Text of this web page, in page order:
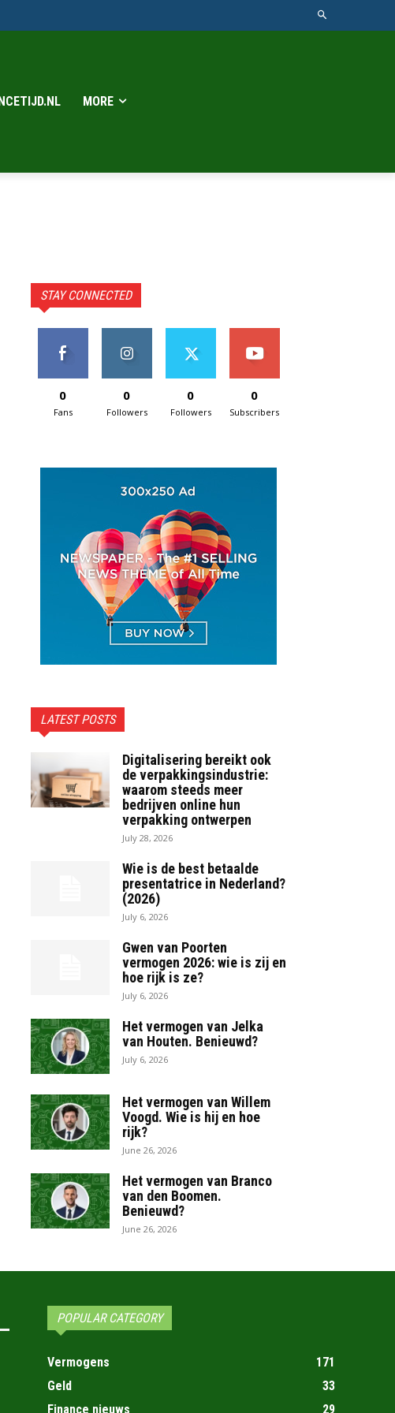
MORE
STAY CONNECTED
0
Fans
0
Followers
0
Followers
0
Subscribers
LATEST POSTS
Digitalisering bereikt ook
de verpakkingsindustrie:
waarom steeds meer
bedrijven online hun
verpakking ontwerpen
July 28, 2026
Wie is de best betaalde
presentatrice in Nederland?
(2026)
July 6, 2026
Gwen van Poorten
vermogen 2026: wie is zij en
hoe rijk is ze?
July 6, 2026
Het vermogen van Jelka
van Houten. Benieuwd?
July 6, 2026
Het vermogen van Willem
Voogd. Wie is hij en hoe
rijk?
June 26, 2026
Het vermogen van Branco
van den Boomen.
Benieuwd?
June 26, 2026
POPULAR CATEGORY
Vermogens
171
Geld
33
Finance nieuws
29